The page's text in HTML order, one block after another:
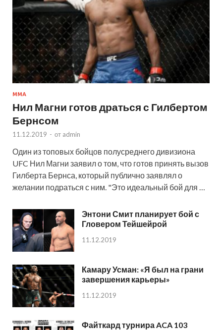
MMA
Нил Магни готов драться с Гилбертом
Бернсом
11.12.2019 - от admin
Один из топовых бойцов полусреднего дивизиона
UFC Нил Магни заявил о том, что готов принять вызов
Гилберта Бернса, который публично заявлял о
желании подраться с ним. "Это идеальный бой для …
Энтони Смит планирует бой с
Гловером Тейшейрой
11.12.2019
Камару Усман: «Я был на грани
завершения карьеры»
11.12.2019
Файткард турнира ACA 103